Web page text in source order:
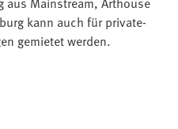
kann auch für private-
gemietet werden.